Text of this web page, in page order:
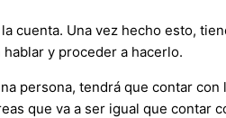
cuenta. Una vez hecho esto,
y proceder a hacerlo.
persona, tendrá que contar
que va a ser igual que contar